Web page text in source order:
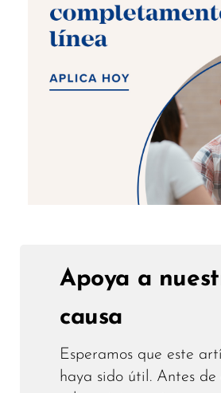
Apoya a
causa
Esperamos que este
haya sido útil. Antes de